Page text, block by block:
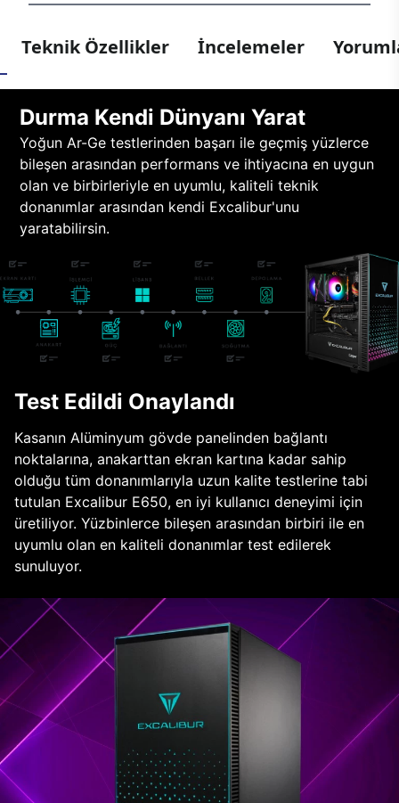
Teknik Özellikler İncelemeler
Durma Kendi Dünyanı Yarat
Yoğun Ar-Ge testlerinden başarı ile geçmiş yüzlerce
bileşen arasından performans ve ihtiyacına en uygun
olan ve birbirleriyle en uyumlu, kaliteli teknik
donanımlar arasından kendi Excalibur'unu
yaratabilirsin.
Test Edildi Onaylandı
Kasanın Alüminyum gövde panelinden bağlantı
noktalarına, anakarttan ekran kartına kadar sahip
olduğu tüm donanımlarıyla uzun kalite testlerine tabi
tutulan Excalibur E650, en iyi kullanıcı deneyimi için
üretiliyor. Yüzbinlerce bileşen arasından birbiri ile en
uyumlu olan en kaliteli donanımlar test edilerek
sunuluyor.